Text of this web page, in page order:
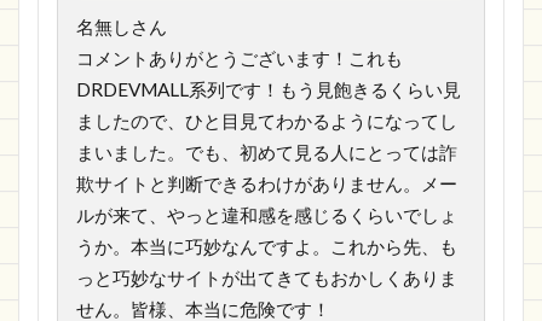
名無しさん
コメントありがとうございます！これも
DRDEVMALL系列です！もう見飽きるくらい見
ましたので、ひと目見てわかるようになってし
まいました。でも、初めて見る人にとっては詐
欺サイトと判断できるわけがありません。メー
ルが来て、やっと違和感を感じるくらいでしょ
うか。本当に巧妙なんですよ。これから先、も
っと巧妙なサイトが出てきてもおかしくありま
せん。皆様、本当に危険です！